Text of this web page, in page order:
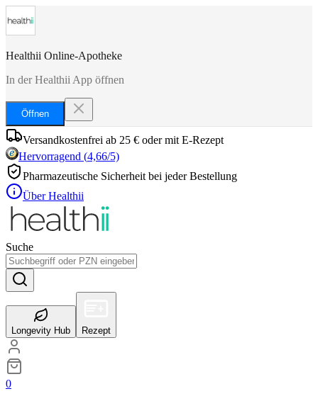
Healthii Online-Apotheke
In der Healthii App öffnen
Öffnen
Versandkostenfrei ab 25 € oder mit E-Rezept
Hervorragend (4,66/5)
Pharmazeutische Sicherheit bei jeder Bestellung
Über Healthii
Suche
Longevity Hub Rezept
0